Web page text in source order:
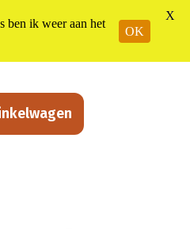
ik weer aan het
OK
X